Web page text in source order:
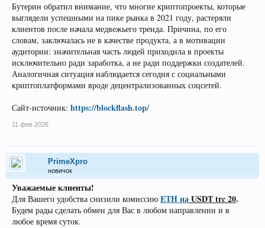
Бутерин обратил внимание, что многие криптопроекты, которые
выглядели успешными на пике рынка в 2021 году, растеряли
клиентов после начала медвежьего тренда. Причина, по его
словам, заключалась не в качестве продукта, а в мотивации
аудитории: значительная часть людей приходила в проекты
исключительно ради заработка, а не ради поддержки создателей.
Аналогичная ситуация наблюдается сегодня с социальными
криптоплатформами вроде децентрализованных соцсетей.
Сайт-источник: https://blockflash.top/
11 фев 2026
PrimeXpro
новичок
Уважаемые клиенты!
Для Вашего удобства снизили комиссию ETH наUSDT trc 20.
Будем рады сделать обмен для Вас в любом направлении и в
любое время суток.